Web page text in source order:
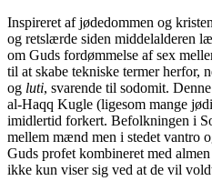
Inspireret af jødedommen og
og retslærde siden middelalderen
om Guds fordømmelse af sex
til at skabe tekniske termer herfor,
og luti, svarende til sodomit.
al-Haqq Kugle (ligesom mange
imidlertid forkert. Befolkningen i
mellem mænd men i stedet vantro
Guds profet kombineret med
ikke kun viser sig ved at de vil